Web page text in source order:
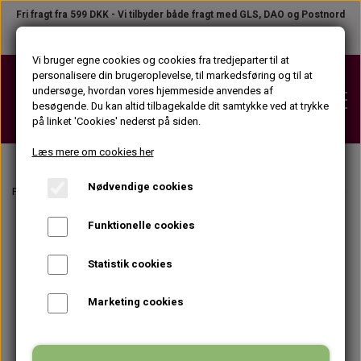
Fri fragt fra 599 DKK - Vi tilbyder både fragt med GLS, DAO og Postnord
VOKS
VOKSPATRONER (KROP)
VOKSPATRONER (ANSIGT)
VOKSDÅSER
STRIPS
STRIPS PÅ TILBUD
STRIPSRULLER
FØR VOKS PRODUKTER
EFTER VOKS PRODUKTER
VOKSPISTOLER
Forside Voksvarmere Tilbehør til voksapparater
Vi bruger egne cookies og cookies fra tredjeparter til at
personalisere din brugeroplevelse, til markedsføring og til at
undersøge, hvordan vores hjemmeside anvendes af
besøgende. Du kan altid tilbagekalde dit samtykke ved at trykke
på linket 'Cookies' nederst på siden.
Læs mere om cookies her
Nødvendige cookies
Funktionelle cookies
Statistik cookies
Marketing cookies